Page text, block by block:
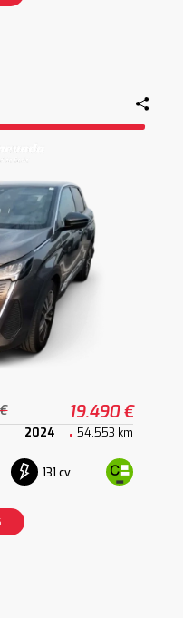
19.490 €
2024 54.553 km
131 cv